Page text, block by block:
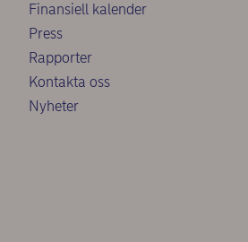
Finansiell kalender
Press
Rapporter
Kontakta oss
Nyheter